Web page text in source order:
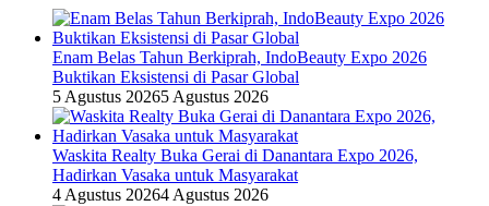
Enam Belas Tahun Berkiprah, IndoBeauty Expo 2026
Buktikan Eksistensi di Pasar Global
5 Agustus 20265 Agustus 2026
Waskita Realty Buka Gerai di Danantara Expo 2026,
Hadirkan Vasaka untuk Masyarakat
4 Agustus 20264 Agustus 2026